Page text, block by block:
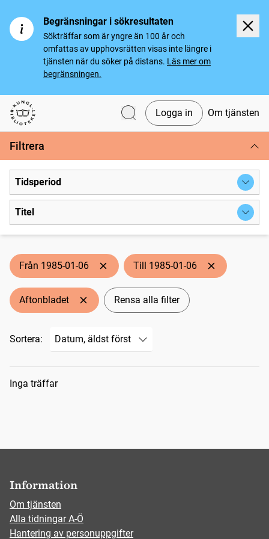
Begränsningar i sökresultaten
Sökträffar som är yngre än 100 år och
omfattas av upphovsrätten visas inte längre i
tjänsten när du söker på distans. Läs mer om
begränsningen.
Svenska tidningar
Logga in Om tjänsten
Filtrera
Tidsperiod
Titel
Från 1985-01-06 Till 1985-01-06
Aftonbladet Rensa alla filter
Sortera:
Sökresultat
Inga träffar
Information
Om tjänsten
Alla tidningar A-Ö
Hantering av personuppgifter